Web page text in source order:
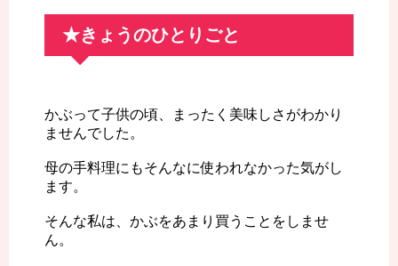
★きょうのひとりごと
かぶって子供の頃、まったく美味しさがわかり
ませんでした。
母の手料理にもそんなに使われなかった気がし
ます。
そんな私は、かぶをあまり買うことをしませ
ん。